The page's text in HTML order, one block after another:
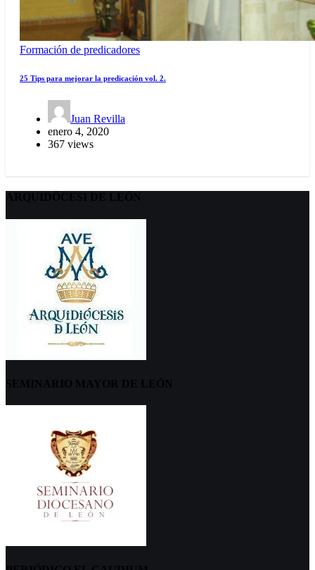
Formación de predicadores
25 Tips para mejorar la predicación vol. 2.
Juan Revilla
enero 4, 2020
367 views
ARQUIDÖCESI DE LEÓN
SEMINARIO MAYOR DE LEÓN